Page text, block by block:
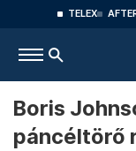
TELEX
Boris
páncéltörő